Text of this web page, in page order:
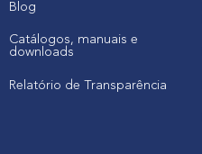
Blog
Catálogos, manuais e
downloads
Relatório de Transparência